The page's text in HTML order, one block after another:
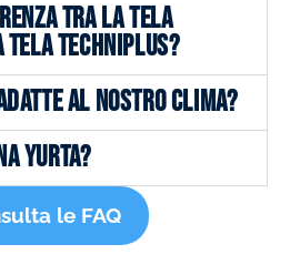
TRA LA TELA
TECHNIPLUS?
AL NOSTRO CLIMA?
YURTA?
le FAQ